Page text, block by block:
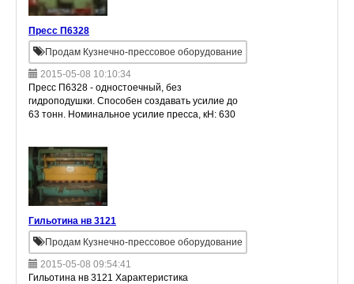
Пресс П6328
Продам Кузнечно-прессовое оборудование
2015-05-08 10:10:34
Пресс П6328 - одностоечный, без
гидроподушки. Способен создавать усилие до
63 тонн. Номинальное усилие пресса, кН: 630
Гильотина нв 3121
Продам Кузнечно-прессовое оборудование
2015-05-08 09:54:41
Гильотина нв 3121 Характеристика